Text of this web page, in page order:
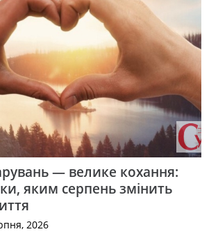
— велике кохання:
яким серпень змінить
2026